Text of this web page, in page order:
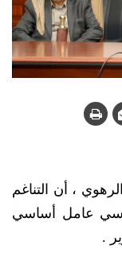
، أن التناغم
عامل أساسي
.